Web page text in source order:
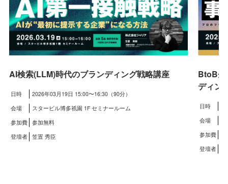
AI検索(LLM)時代のブランディング戦略講座
日時
2026年03月19日 15:00〜16:30（90分）
会場
スタービル博多祇園 1F セミナールーム
参加費
参加無料
登壇者
笠置 秀臣
BtoB企
ディン
日時
会場
参加費
登壇者